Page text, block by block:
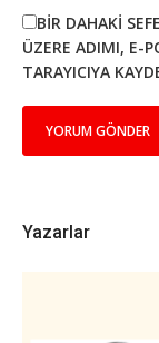
BIR DAHAKI
ÜZERE ADIMI, E-
TARAYICIYA
Yazarlar